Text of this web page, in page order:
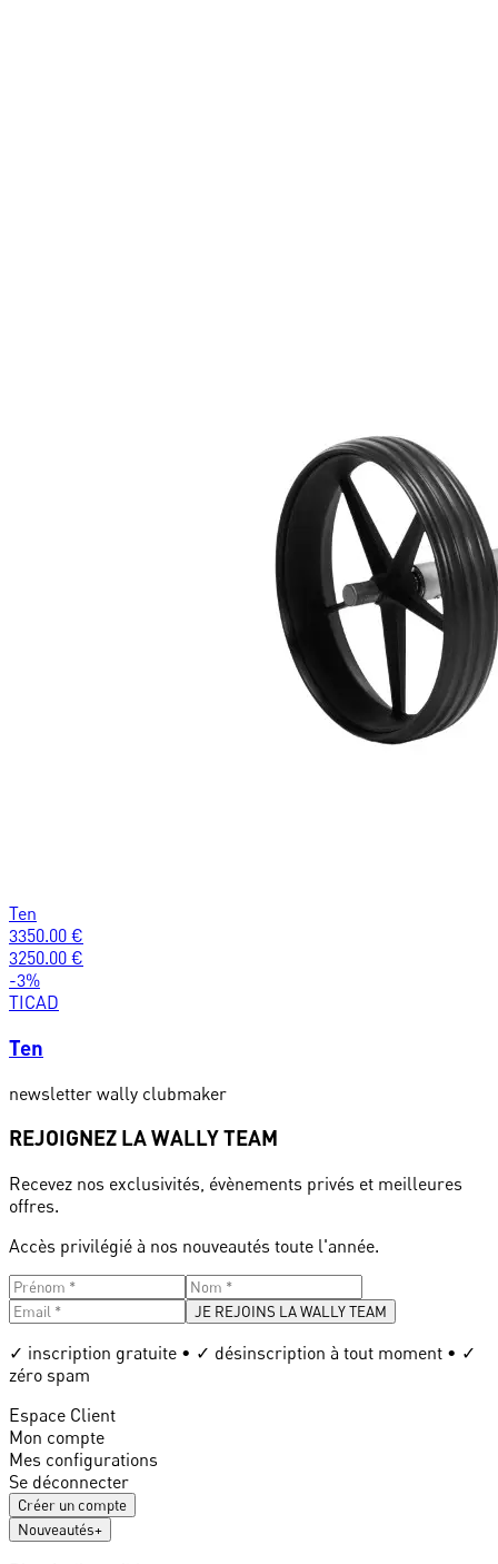
Ten
3350.00 €
3250.00 €
-3%
TICAD
Ten
newsletter wally clubmaker
REJOIGNEZ LA WALLY TEAM
Recevez nos exclusivités, évènements privés et meilleures
offres.
Accès privilégié à nos nouveautés toute l'année.
JE REJOINS LA WALLY TEAM
✓ inscription gratuite • ✓ désinscription à tout moment • ✓
zéro spam
Espace Client
Mon compte
Mes configurations
Se déconnecter
Créer un compte
Nouveautés+